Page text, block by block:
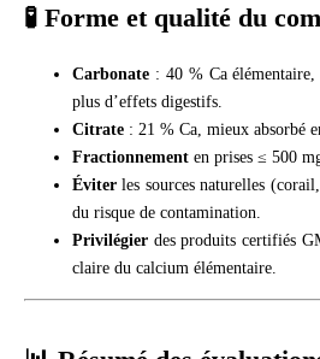
🧪 Forme et qualité du
Carbonate : 40 % Ca
plus d’effets digestifs.
Citrate : 21 % Ca, mieux absorbé
Fractionnement en prises ≤ 500
Éviter les sources naturelles
du risque de contamination.
Privilégier des produits certifiés
claire du calcium élémentaire.